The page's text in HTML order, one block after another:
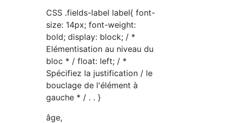
CSS .fields-label label{ font-
size: 14px; font-weight:
bold; display: block; / *
Elémentisation au niveau du
bloc * / float: left; / *
Spécifiez la justification / le
bouclage de l'élément à
gauche * / . . }
âge,